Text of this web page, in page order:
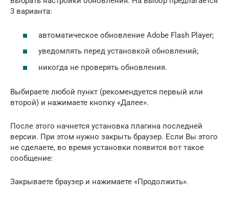
3 варианта:
автоматическое обновление Adobe Flash Player;
уведомлять перед установкой обновлений;
никогда не проверять обновления.
Выбираете любой пункт (рекомендуется первый или
второй) и нажимаете кнопку «Далее».
После этого начнется установка плагина последней
версии. При этом нужно закрыть браузер. Если Вы этого
не сделаете, во время установки появится вот такое
сообщение:
Закрываете браузер и нажимаете «Продолжить».